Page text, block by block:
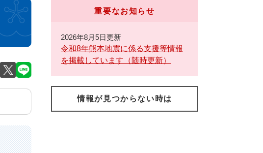
重要なお知らせ
2026年8月5日更新
令和8年熊本地震に係る支援等情報
を掲載しています（随時更新）
情報が見つからない時は